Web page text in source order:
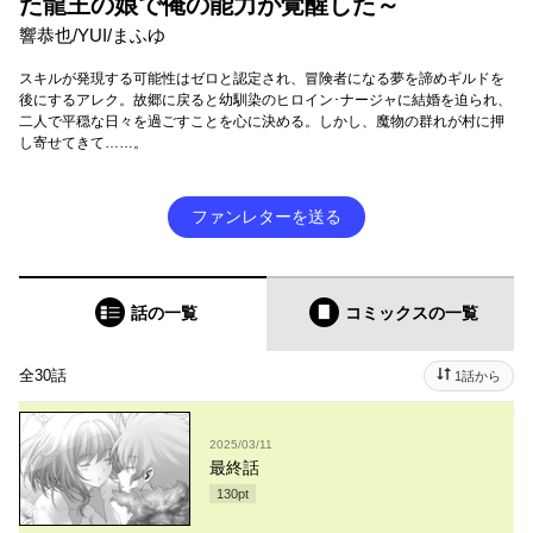
響恭也/YUI/まふゆ
スキルが発現する可能性はゼロと認定され、冒険者になる夢を諦めギルドを
後にするアレク。故郷に戻ると幼馴染のヒロイン･ナージャに結婚を迫られ、
二人で平穏な日々を過ごすことを心に決める。しかし、魔物の群れが村に押
し寄せてきて……。
ファンレターを送る
話の一覧 コミックスの一覧
全30話 1話から
2025/03/11
最終話
130pt